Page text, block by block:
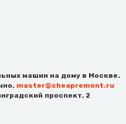
машин на дому в Москве.
master@cheapremont.ru
проспект, 2